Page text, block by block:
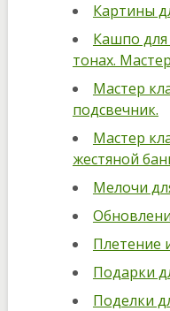
Картины
Кашпо
тонах.
Мастер
подсвечник.
Мастер
жестяной
Мелочи
Плетение
Подарки
Поделки